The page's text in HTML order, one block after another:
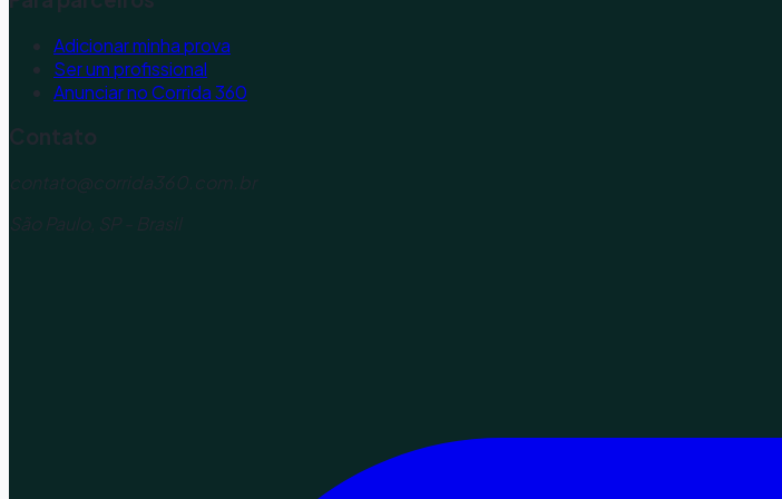
Adicionar minha prova
Ser um profissional
Anunciar no Corrida 360
Contato
contato@corrida360.com.br
São Paulo, SP - Brasil